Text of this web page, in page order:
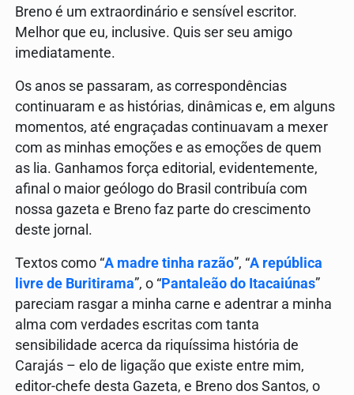
Breno é um extraordinário e sensível escritor.
Melhor que eu, inclusive. Quis ser seu amigo
imediatamente.
Os anos se passaram, as correspondências
continuaram e as histórias, dinâmicas e, em alguns
momentos, até engraçadas continuavam a mexer
com as minhas emoções e as emoções de quem
as lia. Ganhamos força editorial, evidentemente,
afinal o maior geólogo do Brasil contribuía com
nossa gazeta e Breno faz parte do crescimento
deste jornal.
Textos como “A madre tinha razão”, “A república
livre de Buritirama”, o “Pantaleão do Itacaiúnas”
pareciam rasgar a minha carne e adentrar a minha
alma com verdades escritas com tanta
sensibilidade acerca da riquíssima história de
Carajás – elo de ligação que existe entre mim,
editor-chefe desta Gazeta, e Breno dos Santos, o